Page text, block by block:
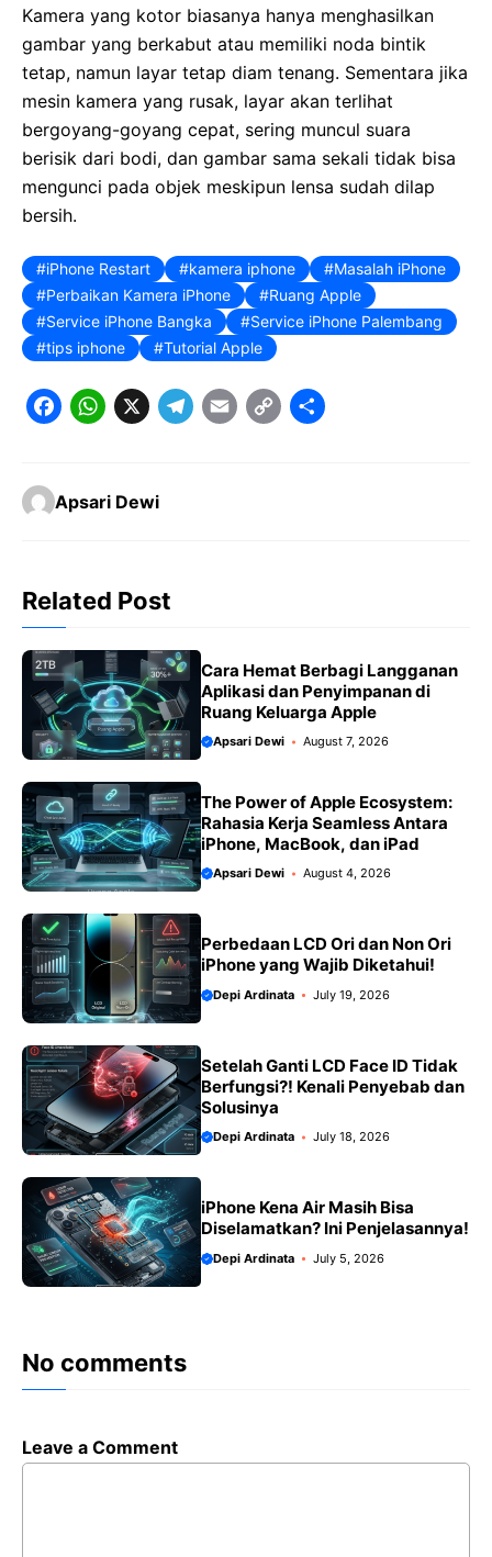
Kamera yang kotor biasanya hanya menghasilkan
gambar yang berkabut atau memiliki noda bintik
tetap, namun layar tetap diam tenang. Sementara jika
mesin kamera yang rusak, layar akan terlihat
bergoyang-goyang cepat, sering muncul suara
berisik dari bodi, dan gambar sama sekali tidak bisa
mengunci pada objek meskipun lensa sudah dilap
bersih.
iPhone Restart kamera iphone
Masalah iPhone
Perbaikan Kamera iPhone
Ruang Apple
Service iPhone Bangka
Service iPhone Palembang
tips iphone
Tutorial Apple
F
c
e
o
o
k
W
t
A
p
p
X T
r
a
m
E C
k
S
Apsari Dewi
Related Post
Cara Hemat Berbagi Langganan
Aplikasi dan Penyimpanan di
Ruang Keluarga Apple
Apsari Dewi August 7, 2026
The Power of Apple Ecosystem:
Rahasia Kerja Seamless Antara
iPhone, MacBook, dan iPad
Apsari Dewi August 4, 2026
Perbedaan LCD Ori dan Non Ori
iPhone yang Wajib Diketahui!
Depi Ardinata July 19, 2026
Setelah Ganti LCD Face ID Tidak
Berfungsi?! Kenali Penyebab dan
Solusinya
Depi Ardinata July 18, 2026
iPhone Kena Air Masih Bisa
Diselamatkan? Ini Penjelasannya!
Depi Ardinata July 5, 2026
No comments
Leave a Comment